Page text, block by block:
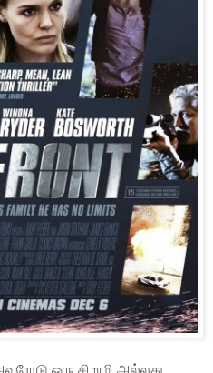
ஒரு சிறுமி அல்லது